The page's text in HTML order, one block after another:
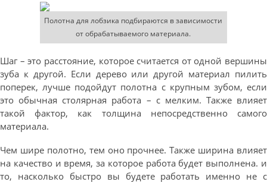
Полотна для лобзика подбираются в зависимости
от обрабатываемого материала.
Шаг – это расстояние, которое считается от одной вершины
зуба к другой. Если дерево или другой материал пилить
поперек, лучше подойдут полотна с крупным зубом, если
это обычная столярная работа – с мелким. Также влияет
такой фактор, как толщина непосредственно самого
материала.
Чем шире полотно, тем оно прочнее. Также ширина влияет
на качество и время, за которое работа будет выполнена. и
то, насколько быстро вы будете работать именно не с